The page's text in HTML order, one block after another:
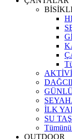
İLK
SU
OUTDOOR